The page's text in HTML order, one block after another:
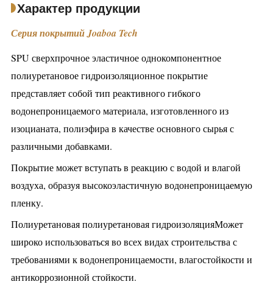
Характер продукции
Серия покрытий Joaboa Tech
SPU сверхпрочное эластичное однокомпонентное
полиуретановое гидроизоляционное покрытие
представляет собой тип реактивного гибкого
водонепроницаемого материала, изготовленного из
изоцианата, полиэфира в качестве основного сырья с
различными добавками.
Покрытие может вступать в реакцию с водой и влагой
воздуха, образуя высокоэластичную водонепроницаемую
пленку.
Полиуретановая полиуретановая гидроизоляцияМожет
широко использоваться во всех видах строительства с
требованиями к водонепроницаемости, влагостойкости и
антикоррозионной стойкости.